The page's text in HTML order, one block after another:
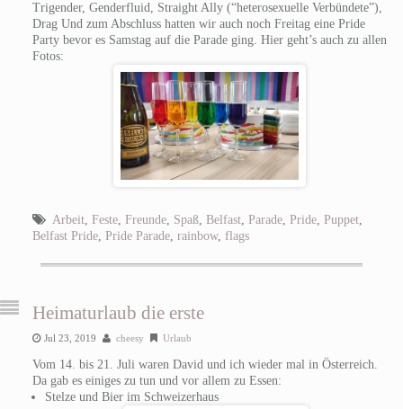
Trigender, Genderfluid, Straight Ally (“heterosexuelle Verbündete”),
Drag Und zum Abschluss hatten wir auch noch Freitag eine Pride
Party bevor es Samstag auf die Parade ging. Hier geht’s auch zu allen
Fotos:
Arbeit, Feste, Freunde, Spaß, Belfast, Parade, Pride, Puppet,
Belfast Pride, Pride Parade, rainbow, flags
Heimaturlaub die erste
Jul 23, 2019 cheesy Urlaub
Vom 14. bis 21. Juli waren David und ich wieder mal in Österreich.
Da gab es einiges zu tun und vor allem zu Essen:
Stelze und Bier im Schweizerhaus